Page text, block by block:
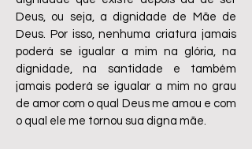
Deus, ou seja, a dignidade de Mãe de
Deus. Por isso, nenhuma criatura jamais
poderá se igualar a mim na glória, na
dignidade, na santidade e também
jamais poderá se igualar a mim no grau
de amor com o qual Deus me amou e com
o qual ele me tornou sua digna mãe.